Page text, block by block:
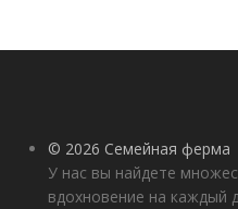
© 2026 Семейная ферма
У нас вы найдете
вдохновение на каждый